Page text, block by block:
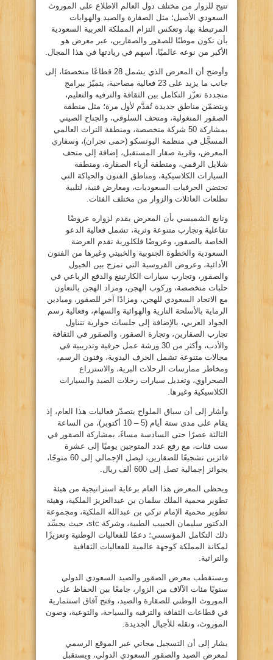
تتيح للزوار من مختلف دول العالم الاطلاع على الموروث
السعودي الأصيل؛ مثل الصقارة والصيد والهوايات
المرتبطة بها، وتعكس التزام المملكة العربية السعودية
بأن تكون موطنًا للصقور والصقارين، عبر معرض هو
الأكبر من نوعه عالميًا، أسهم في ريادتها في هذا المجال.
وأوضح أن المعرض الذي يشمل 28 قطاعًا متخصصًا، إلى
جانب ما يزيد على 23 فعالية مصاحبة، يتميّز ببرامج
متجددة تعزّز التكامل بين الثقافة والترفيه والتعليم،
ويتضمّن مناطق جديدة تُقدَّم لأول مرة؛ مثل منطقة
الصقور المنغولية، ومتحف السلوقي، والجناح الصيني
بمشاركة 50 شركة متخصصة، ومنطقة التراث العالمي
المسجَّل في منظمة اليونسكو (حمى نجران)، وسفاري
المعرض، وقرية صقار المستقبل، إضافة إلى متحف
شلايل الرقمي، ومنطقة أزياء الصقارة، ومنطقة
السيارات الكلاسيكية، ومناطق الفنون والحياكة التي
تحتضن الحرفيات السعوديات، ومعارض فنية، لتلبية
تطلعات العائلات والزوار من مختلف الفئات.
وتابع الشميسي بأن المعرض يقدم لزواره عروضًا
تفاعلية وتجارب متنوعة وثرية، تشمل فعالية الدعو
الخاصة بالصقور، وعروضًا فلكلورية تقدم العرضة
السعودية والخطوة الجنوبية والخبيتي وغيرها من الفنون
الأدائية، وعروض الفروسية التي تمزج بين الخيول
والصقور، وتجارب سيارات الكارتينغ والدفع الرباعي في
حلبات متخصصة، وركوب الهجن، ومزاد الهجن بالتعاون
مع الاتحاد السعودي للهجن، ومزادًا آخر للصقور، وميادين
الرماية بالأسلحة النارية والهوائية والسهام، وفعالية رسم
الجواد العربي، بالإضافة إلى جلسات حوارية تتناول
تجارب الصقارين، وتجارة الصقور، والصقور في الثقافة
والأدب، وأكثر من 30 ورشة عمل حرفية وتدريبية في
مجالات متنوعة تشمل الحرف اليدوية، وفنون الرسم،
ومخاطر ممارسات الرحلات البرية، والاستزراع
الصحراوي، وتعديل سيارات رحلات الصيد والسيارات
الكلاسيكية وغيرها.
وأشار إلى أن سباق الملواح يتصدّر فعاليات هذا العام، إذ
يقام على مدى ستة أيام (5 – 10 أكتوبر)، من الساعة
الثالثة عصرًا حتى السادسة مساءً، بمشاركة الصقور في
ست فئات، مع رفع عدد المتوجين يوميًا إلى عشرة
فائزين تشجيعًا للصقارين، ليصل الإجمالي إلى 60 متوجًا،
بجوائز إجمالية تصل إلى 600 ألف ريال.
ويحظى المعرض هذا العام برعاية استراتيجية من هيئة
تطوير محمية الملك سلمان بن عبدالعزيز الملكية، وهيئة
تطوير محمية الإمام تركي بن عبدالله الملكية، ومجموعة
الدكتور سليمان الحبيب الطبية، وشركة stc، حيث يجسِّد
ذلك التكامل المؤسسي؛ دعمًا للفعاليات الوطنية وتعزيزًا
لمكانة المملكة كوجهة عالمية للفعاليات الثقافية
والتراثية.
ويستقطب معرض الصقور والصيد السعودي الدولي
سنويًا مئات الآلاف من الزوار، جامعًا بين الحفاظ على
الموروث الوطني للصقارة والصيد، وفتح آفاق استثمارية
في قطاعات الثقافة والترفيه والسياحة، والتوعية، وصون
الموروث، ونقله للأجيال الجديدة.
يشار إلى أن التسجيل مجاني عبر الموقع الرسمي
لمعرض الصيد والصقور السعودي الدولي، ويستقبل